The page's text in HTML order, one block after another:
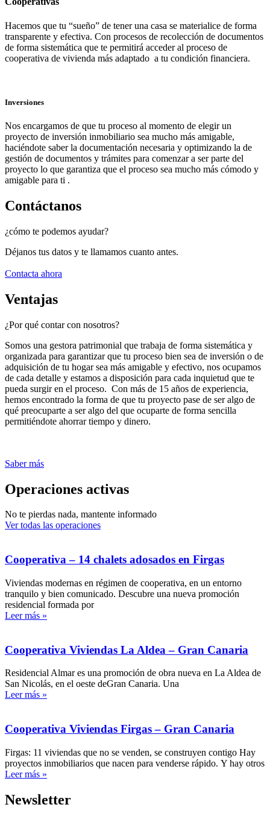
Hacemos que tu “sueño” de tener una casa se materialice de forma
transparente y efectiva. Con procesos de recolección de documentos
de forma sistemática que te permitirá acceder al proceso de
cooperativa de vivienda más adaptado a tu condición financiera.
Inversiones
Nos encargamos de que tu proceso al momento de elegir un
proyecto de inversión inmobiliario sea mucho más amigable,
haciéndote saber la documentación necesaria y optimizando la de
gestión de documentos y trámites para comenzar a ser parte del
proyecto lo que garantiza que el proceso sea mucho más cómodo y
amigable para ti .
Contáctanos
¿cómo te podemos ayudar?
Déjanos tus datos y te llamamos cuanto antes.
Contacta ahora
Ventajas
¿Por qué contar con nosotros?
Somos una gestora patrimonial que trabaja de forma sistemática y
organizada para garantizar que tu proceso bien sea de inversión o de
adquisición de tu hogar sea más amigable y efectivo, nos ocupamos
de cada detalle y estamos a disposición para cada inquietud que te
pueda surgir en el proceso. Con más de 15 años de experiencia,
hemos encontrado la forma de que tu proyecto pase de ser algo de
qué preocuparte a ser algo del que ocuparte de forma sencilla
permitiéndote ahorrar tiempo y dinero.
Saber más
Operaciones activas
No te pierdas nada, mantente informado
Ver todas las operaciones
Cooperativa – 14 chalets adosados en Firgas
Viviendas modernas en régimen de cooperativa, en un entorno
tranquilo y bien comunicado. Descubre una nueva promoción
residencial formada por
Leer más »
Cooperativa Viviendas La Aldea – Gran Canaria
Residencial Almar es una promoción de obra nueva en La Aldea de
San Nicolás, en el oeste deGran Canaria. Una
Leer más »
Cooperativa Viviendas Firgas – Gran Canaria
Firgas: 11 viviendas que no se venden, se construyen contigo Hay
proyectos inmobiliarios que nacen para venderse rápido. Y hay otros
Leer más »
Newsletter